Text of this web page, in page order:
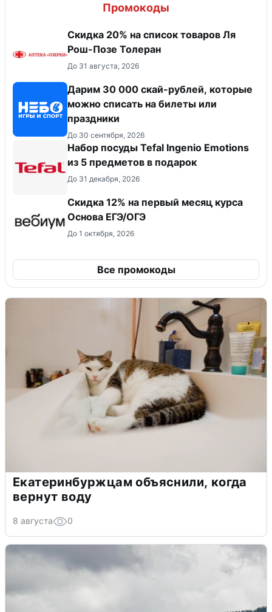
Промокоды
Скидка 20% на список товаров Ля
Рош-Позе Толеран
До 31 августа, 2026
Дарим 30 000 скай-рублей, которые
можно списать на билеты или
праздники
До 30 сентября, 2026
Набор посуды Tefal Ingenio Emotions
из 5 предметов в подарок
До 31 декабря, 2026
Скидка 12% на первый месяц курса
Основа ЕГЭ/ОГЭ
До 1 октября, 2026
Все промокоды
Екатеринбуржцам объяснили, когда
вернут воду
8 августа 0